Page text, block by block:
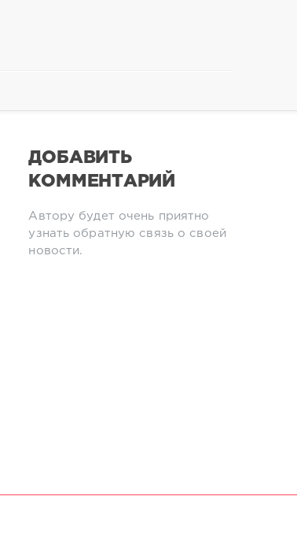
ДОБАВИТЬ
КОММЕНТАРИЙ
Автору будет очень приятно
узнать обратную связь о своей
новости.